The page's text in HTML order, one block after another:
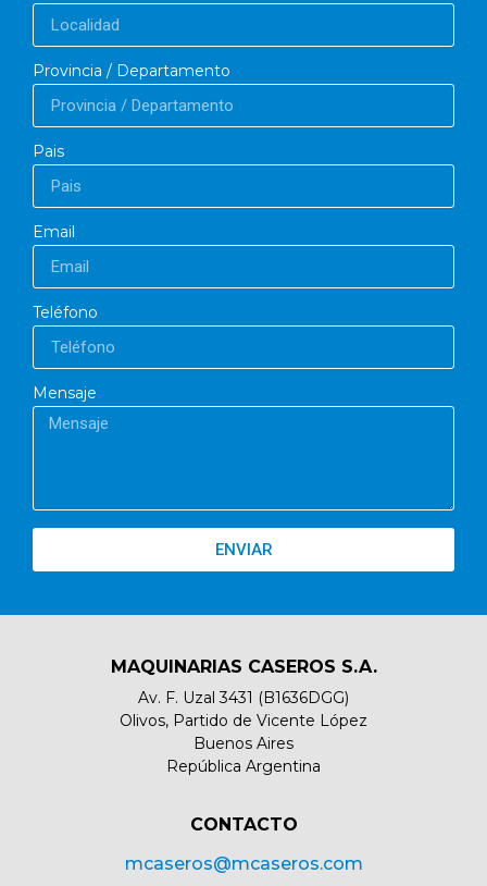
Provincia / Departamento
Pais
Email
Teléfono
Mensaje
ENVIAR
MAQUINARIAS CASEROS S.A.
Av. F. Uzal 3431 (B1636DGG)
Olivos, Partido de Vicente López
Buenos Aires
República Argentina
CONTACTO​
mcaseros@mcaseros.com